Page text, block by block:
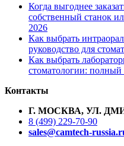
Когда выгоднее
собственный станок
2026
Как выбрать
руководство для
Как выбрать
стоматологии: полный
Контакты
Г. МОСКВА, УЛ.
8 (499) 229-70-90
sales@camtech-